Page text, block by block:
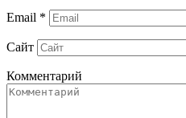
Email *
Сайт
Комментарий